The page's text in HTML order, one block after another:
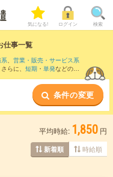
気になる! ログイン 検索
仕事一覧
系、 営業・販売・サービス系
らに、 短期 ・ 単発などの期
条件の変更
平均時給: 1,850 円
新着順 時給順